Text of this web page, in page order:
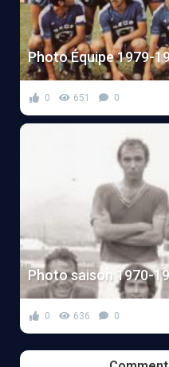
Photo Équipe 1979-
0 651 0
Photo saison 1970-
0 636 0